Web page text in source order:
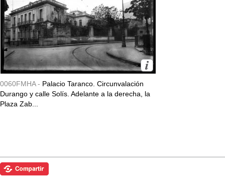
0060FMHA - Palacio Taranco. Circunvalación
Durango y calle Solís. Adelante a la derecha, la
Plaza Zab...